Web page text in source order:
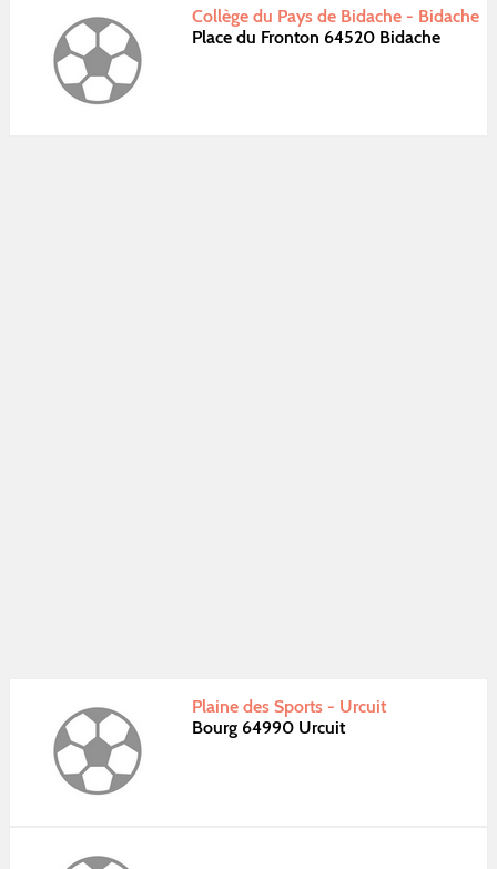
Collège du Pays de Bidache - Bidache
Place du Fronton 64520 Bidache
Plaine des Sports - Urcuit
Bourg 64990 Urcuit